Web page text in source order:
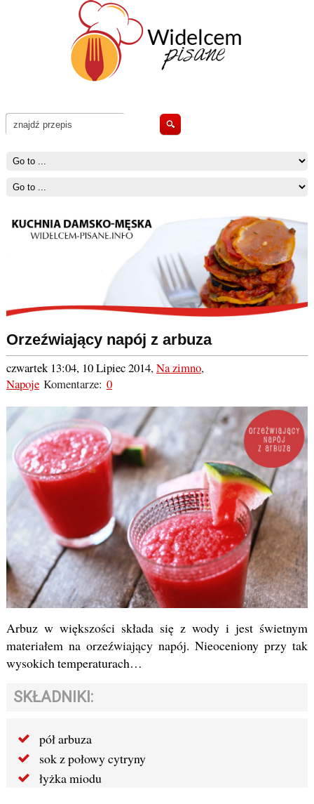
Orzeźwiający napój z arbuza
czwartek 13:04, 10 Lipiec 2014,Na zimno,
NapojeKomentarze: 0
Arbuz w większości składa się z wody i jest świetnym
materiałem na orzeźwiający napój. Nieoceniony przy tak
wysokich temperaturach…
SKŁADNIKI:
pół arbuza
sok z połowy cytryny
łyżka miodu